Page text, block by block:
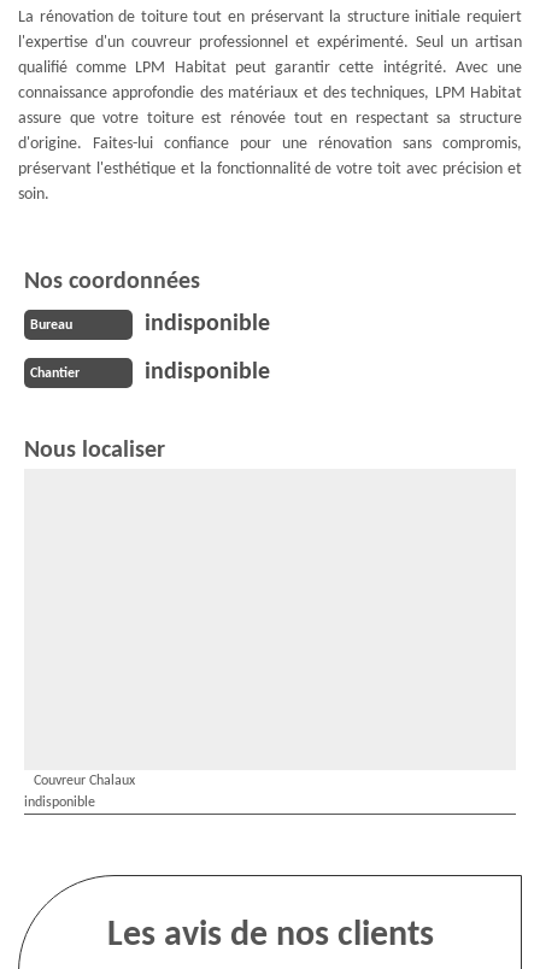
La rénovation de toiture tout en préservant la structure initiale requiert
l'expertise d'un couvreur professionnel et expérimenté. Seul un artisan
qualifié comme LPM Habitat peut garantir cette intégrité. Avec une
connaissance approfondie des matériaux et des techniques, LPM Habitat
assure que votre toiture est rénovée tout en respectant sa structure
d'origine. Faites-lui confiance pour une rénovation sans compromis,
préservant l'esthétique et la fonctionnalité de votre toit avec précision et
soin.
Nos coordonnées
Bureau indisponible
Chantier indisponible
Nous localiser
Couvreur Chalaux
indisponible
Les avis de nos clients